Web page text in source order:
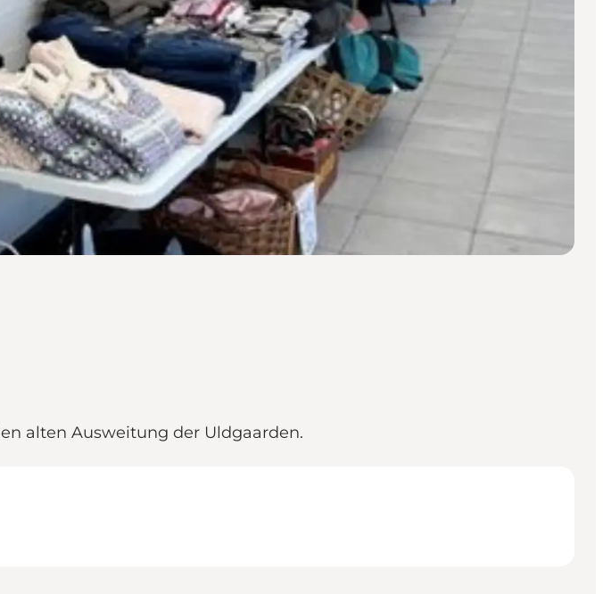
alten Ausweitung der Uldgaarden.